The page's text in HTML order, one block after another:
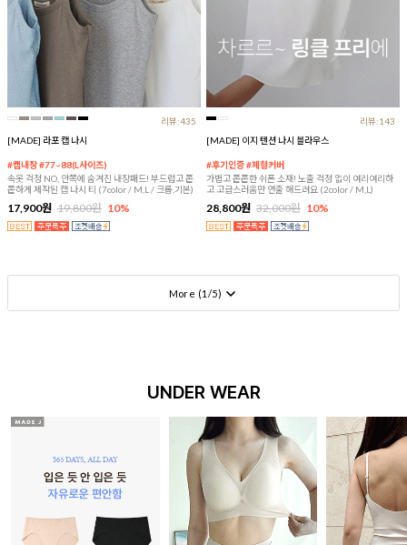
리뷰:435
[MADE] 라포 캡 나시
#캡내장 #77~88(L사이즈)
속옷 걱정 NO, 안쪽에 숨겨진 내장패드! 부드럽고 쫀
쫀하게 제작된 캡 나시 티 (7color / M,L / 크롭,기본)
17,900원 19,800원 10%
리뷰:143
[MADE] 이지 텐션 나시 블라우스
#후기인증 #체형커버
가볍고 쫀쫀한 쉬폰 소재! 노출 걱정 없이 여리여리하
고 고급스러움만 연출 해드려요 (2color / M,L)
28,800원 32,000원 10%
More (1 /5)
UNDER WEAR